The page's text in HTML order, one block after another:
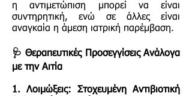
η αντιμετώπιση μπορεί να είναι
συντηρητική, ενώ σε άλλες είναι
αναγκαία η άμεση ιατρική παρέμβαση.
🩺 Θεραπευτικές Προσεγγίσεις Ανάλογα
με την Αιτία
1. Λοιμώξεις: Στοχευμένη Αντιβιοτική